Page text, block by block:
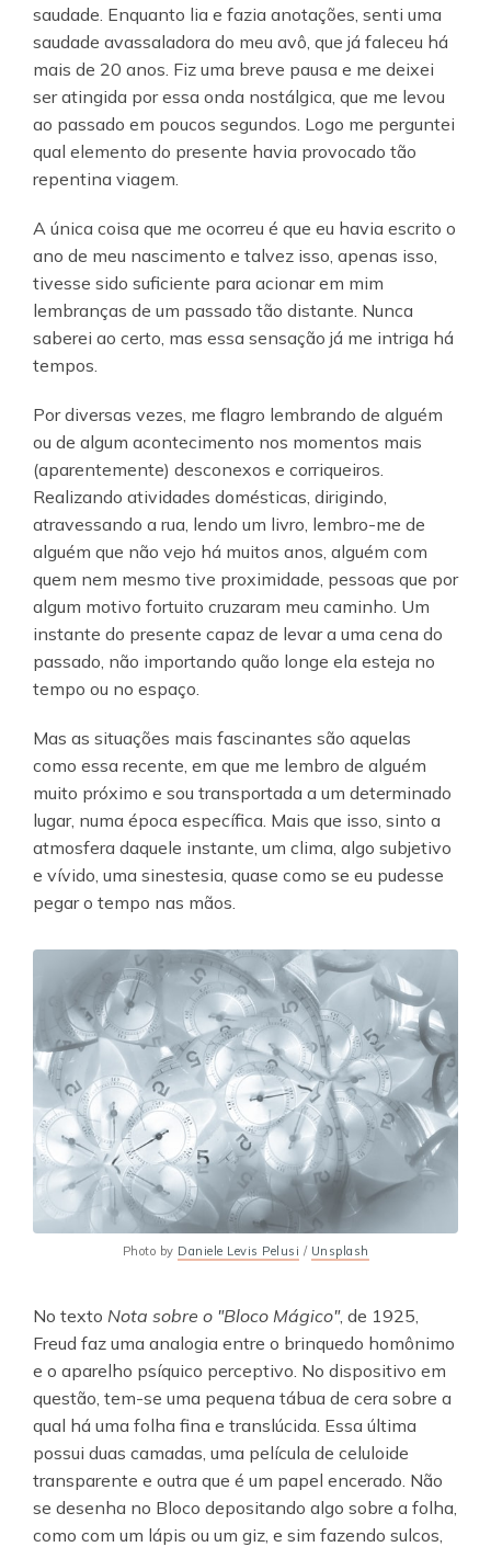
saudade. Enquanto lia e fazia anotações, senti uma
saudade avassaladora do meu avô, que já faleceu há
mais de 20 anos. Fiz uma breve pausa e me deixei
ser atingida por essa onda nostálgica, que me levou
ao passado em poucos segundos. Logo me perguntei
qual elemento do presente havia provocado tão
repentina viagem.
A única coisa que me ocorreu é que eu havia escrito o
ano de meu nascimento e talvez isso, apenas isso,
tivesse sido suficiente para acionar em mim
lembranças de um passado tão distante. Nunca
saberei ao certo, mas essa sensação já me intriga há
tempos.
Por diversas vezes, me flagro lembrando de alguém
ou de algum acontecimento nos momentos mais
(aparentemente) desconexos e corriqueiros.
Realizando atividades domésticas, dirigindo,
atravessando a rua, lendo um livro, lembro-me de
alguém que não vejo há muitos anos, alguém com
quem nem mesmo tive proximidade, pessoas que por
algum motivo fortuito cruzaram meu caminho. Um
instante do presente capaz de levar a uma cena do
passado, não importando quão longe ela esteja no
tempo ou no espaço.
Mas as situações mais fascinantes são aquelas
como essa recente, em que me lembro de alguém
muito próximo e sou transportada a um determinado
lugar, numa época específica. Mais que isso, sinto a
atmosfera daquele instante, um clima, algo subjetivo
e vívido, uma sinestesia, quase como se eu pudesse
pegar o tempo nas mãos.
Photo by Daniele Levis Pelusi / Unsplash
No texto Nota sobre o "Bloco Mágico", de 1925,
Freud faz uma analogia entre o brinquedo homônimo
e o aparelho psíquico perceptivo. No dispositivo em
questão, tem-se uma pequena tábua de cera sobre a
qual há uma folha fina e translúcida. Essa última
possui duas camadas, uma película de celuloide
transparente e outra que é um papel encerado. Não
se desenha no Bloco depositando algo sobre a folha,
como com um lápis ou um giz, e sim fazendo sulcos,